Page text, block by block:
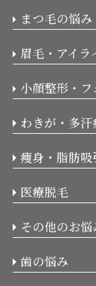
まつ毛の悩み
眉毛・アイラ
小顔整形・フ
わきが・多汗
痩身・脂肪吸
医療脱毛
その他のお悩
歯の悩み